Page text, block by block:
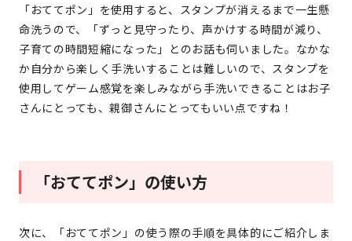
「おててポン」を使用すると、スタンプが消えるまで一生懸
命洗うので、「ずっと見守ったり、声かけする時間が減り、
子育ての時間短縮になった」とのお話も伺いました。なかな
か自分から楽しく手洗いすることは難しいので、スタンプを
使用してゲーム感覚を楽しみながら手洗いできることはお子
さんにとっても、親御さんにとってもいい点ですね！
「おててポン」の使い方
次に、「おててポン」の使う際の手順を具体的にご紹介しま